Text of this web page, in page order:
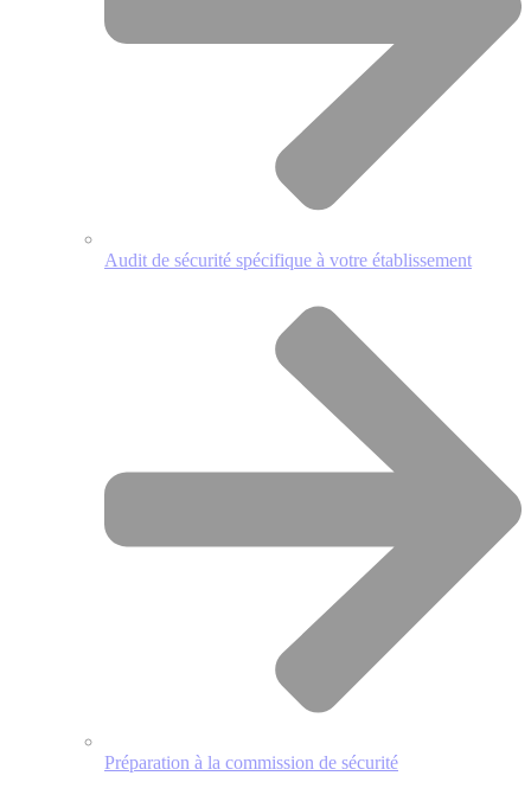
Audit de sécurité spécifique à votre établissement
Préparation à la commission de sécurité